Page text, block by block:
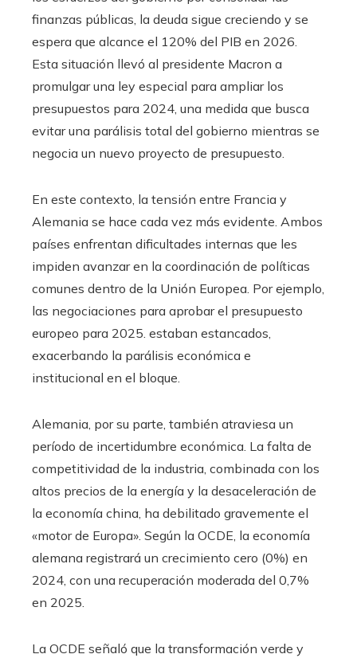
finanzas públicas, la deuda sigue creciendo y se
espera que alcance el 120% del PIB en 2026.
Esta situación llevó al presidente Macron a
promulgar una ley especial para ampliar los
presupuestos para 2024, una medida que busca
evitar una parálisis total del gobierno mientras se
negocia un nuevo proyecto de presupuesto.
En este contexto, la tensión entre Francia y
Alemania se hace cada vez más evidente. Ambos
países enfrentan dificultades internas que les
impiden avanzar en la coordinación de políticas
comunes dentro de la Unión Europea. Por ejemplo,
las negociaciones para aprobar el presupuesto
europeo para 2025. estaban estancados,
exacerbando la parálisis económica e
institucional en el bloque.
Alemania, por su parte, también atraviesa un
período de incertidumbre económica. La falta de
competitividad de la industria, combinada con los
altos precios de la energía y la desaceleración de
la economía china, ha debilitado gravemente el
«motor de Europa». Según la OCDE, la economía
alemana registrará un crecimiento cero (0%) en
2024, con una recuperación moderada del 0,7%
en 2025.
La OCDE señaló que la transformación verde y